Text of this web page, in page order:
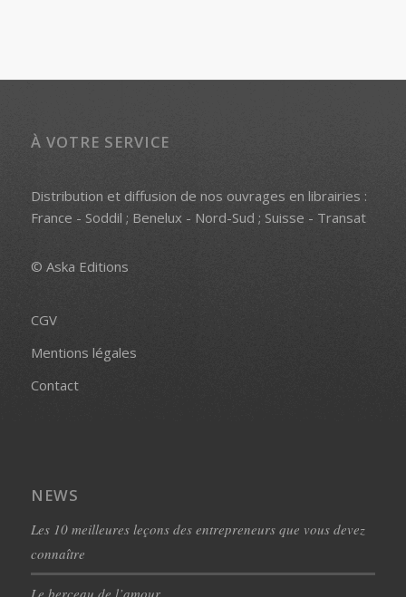
À VOTRE SERVICE
Distribution et diffusion de nos ouvrages en librairies :
France - Soddil ; Benelux - Nord-Sud ; Suisse - Transat
© Aska Editions
CGV
Mentions légales
Contact
NEWS
Les 10 meilleures leçons des entrepreneurs que vous devez
connaître
Le berceau de l’amour